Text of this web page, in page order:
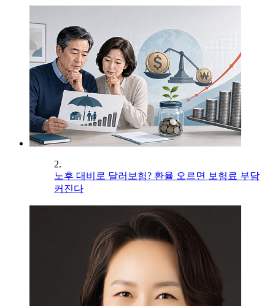
2.
노후 대비로 달러보험? 환율 오르면 보험료 부담
커진다